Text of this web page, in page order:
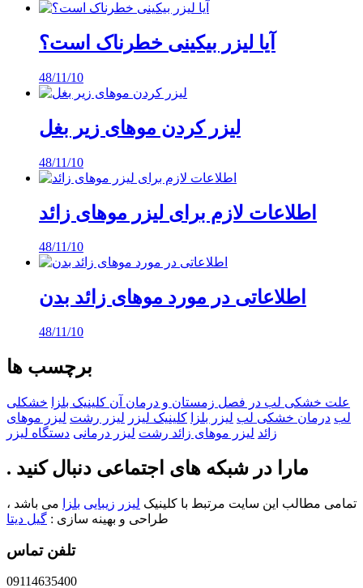
آیا لیزر بیکینی خطرناک است؟
48/11/10
لیزر کردن موهای زیر بغل
48/11/10
اطلاعات لازم برای لیزر موهای زائد
48/11/10
اطلاعاتی در مورد موهای زائد بدن
48/11/10
برچسب ها
علت خشکی لب در فصل زمستان و درمان آن کلینیک بلزا
خشکلی
لب درمان خشکی لب لیزر بلزا کلینیک لیزر لیزر رشت لیزر موهای
زائد لیزر موهای زائد رشت لیزر درمانی دستگاه لیزر
. مارا در شبکه های اجتماعی دنبال کنید
تمامی مطالب این سایت مرتبط با کلینیک لیزر زیبایی بلزا
می باشد ،
طراحی و بهینه سازی : گیل دیتا
تلفن تماس
09114635400